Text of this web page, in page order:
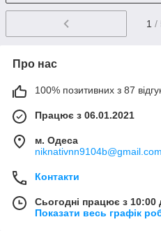
1 /
Про нас
100% позитивних з 87
Працює з 06.01.2021
м. Одеса
Контакти
Сьогодні працює з 10:00
Показати весь графік